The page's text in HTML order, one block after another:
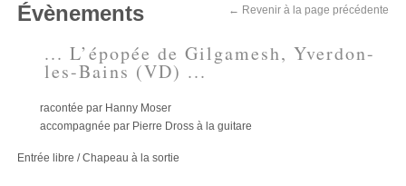
← Revenir à la page précédente
Évènements
... L’épopée de Gilgamesh, Yverdon-
les-Bains (VD) ...
racontée par Hanny Moser
accompagnée par Pierre Dross à la guitare
Entrée libre / Chapeau à la sortie